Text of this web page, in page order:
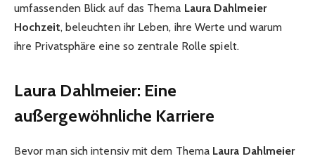
umfassenden Blick auf das Thema Laura Dahlmeier
Hochzeit, beleuchten ihr Leben, ihre Werte und warum
ihre Privatsphäre eine so zentrale Rolle spielt.
Laura Dahlmeier: Eine
außergewöhnliche Karriere
Bevor man sich intensiv mit dem Thema Laura Dahlmeier